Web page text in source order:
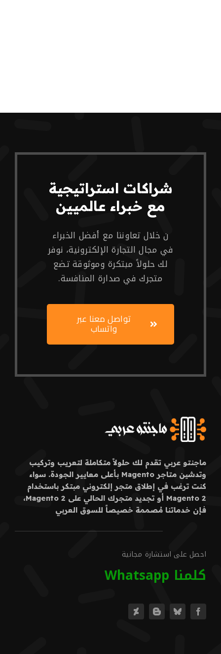
شراكات استراتيجية
مع خبراء عالميين
ن خلال تعاوننا مع أفضل الخبراء
في مجال التجارة الإلكترونية، نوفر
لك حلولاً مبتكرة وموثوقة تضع
متجرك في صدارة المنافسة.
تواصل معنا عبر
واتساب
ماجنتو عربي تقدم لك حلولاً متكاملة لتعريب وتركيب
وتدشين متاجر Magento بأعلى معايير الجودة. سواء
كنت ترغب في إطلاق متجر إلكتروني مبتكر باستخدام
Magento 2 أو تجديد متجرك الحالي على Magento 2،
فإن خدماتنا مُصممة خصيصاً للسوق العربي
احصل على استشارة مجانية
كلمنا Whatsapp